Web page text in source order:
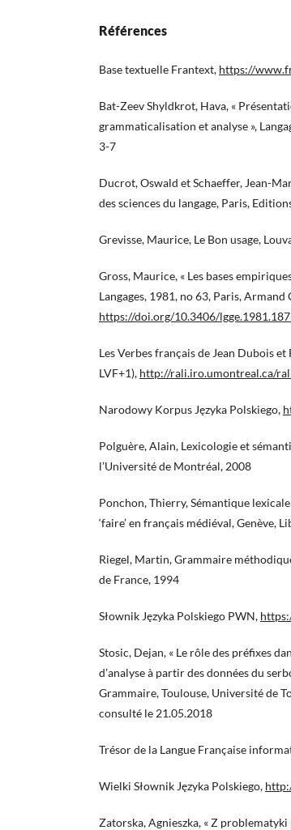
Références
Base textuelle Frantext, https://
Bat-Zeev Shyldkrot, Hava, «
grammaticalisation et analyse »,
3-7
Ducrot, Oswald et Schaeffer, Jean-
des sciences du langage, Paris,
Grevisse, Maurice, Le Bon usage,
Gross, Maurice, « Les bases
Langages, 1981, no 63, Paris,
https://doi.org/10.3406/
Les Verbes français de Jean Dubois
LVF+1), http://rali.iro.umontreal.ca/
Narodowy Korpus Języka Polskiego,
Polguère, Alain, Lexicologie et
l’Université de Montréal, 2008
Ponchon, Thierry, Sémantique
‘faire’ en français médiéval, Genève,
Riegel, Martin, Grammaire
de France, 1994
Słownik Języka Polskiego PWN,
Stosic, Dejan, « Le rôle des préfixes
d’analyse à partir des données du
Grammaire, Toulouse, Université de
consulté le 21.05.2018
Trésor de la Langue Française
Wielki Słownik Języka Polskiego,
Zatorska, Agnieszka, « Z